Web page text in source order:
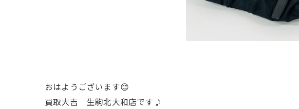
おはようございます😊
買取大吉 生駒北大和店です♪